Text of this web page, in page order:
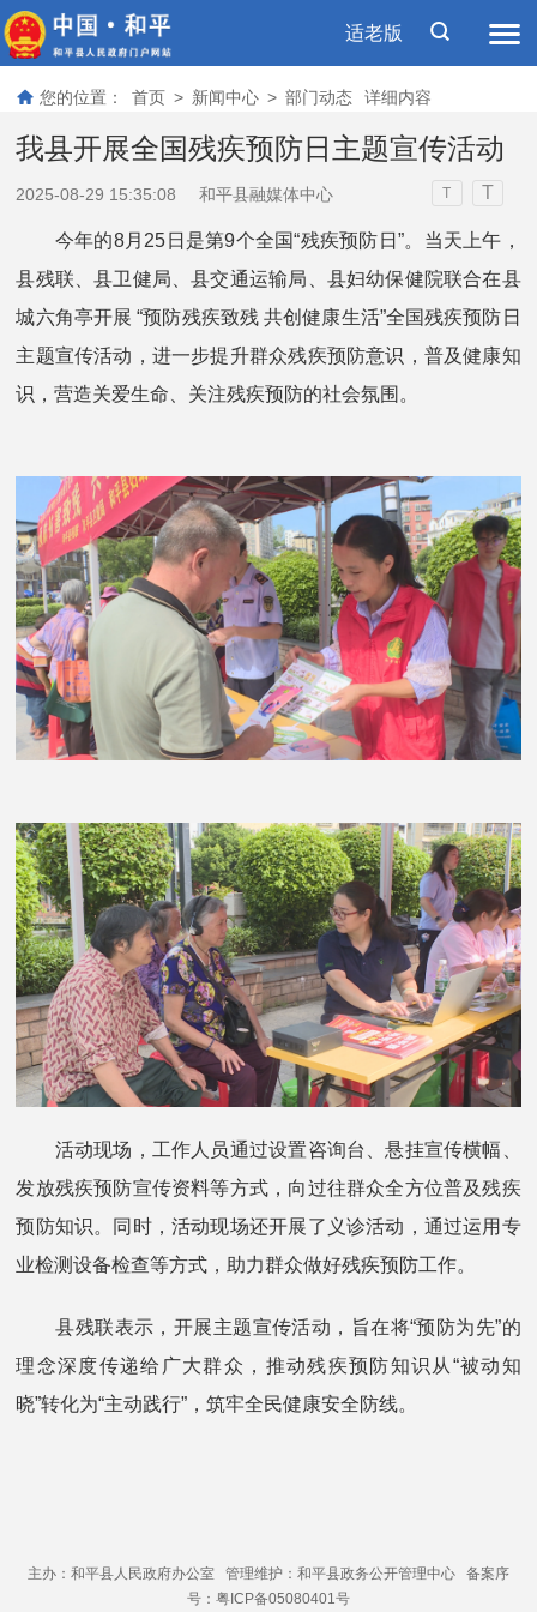
适老版
您的位置： 首页 > 新闻中心 > 部门动态 详细内容
我县开展全国残疾预防日主题宣传活动
2025-08-29 15:35:08 和平县融媒体中心 T T
今年的8月25日是第9个全国“残疾预防日”。当天上午，
县残联、县卫健局、县交通运输局、县妇幼保健院联合在县
城六角亭开展 “预防残疾致残 共创健康生活”全国残疾预防日
主题宣传活动，进一步提升群众残疾预防意识，普及健康知
识，营造关爱生命、关注残疾预防的社会氛围。
活动现场，工作人员通过设置咨询台、悬挂宣传横幅、
发放残疾预防宣传资料等方式，向过往群众全方位普及残疾
预防知识。同时，活动现场还开展了义诊活动，通过运用专
业检测设备检查等方式，助力群众做好残疾预防工作。
县残联表示，开展主题宣传活动，旨在将“预防为先”的
理念深度传递给广大群众，推动残疾预防知识从“被动知
晓”转化为“主动践行”，筑牢全民健康安全防线。
主办：和平县人民政府办公室 管理维护：和平县政务公开管理中心 备案序
号：粤ICP备05080401号